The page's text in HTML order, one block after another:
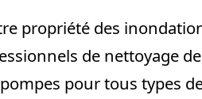
propriété des
de nettoyage
pour tous types